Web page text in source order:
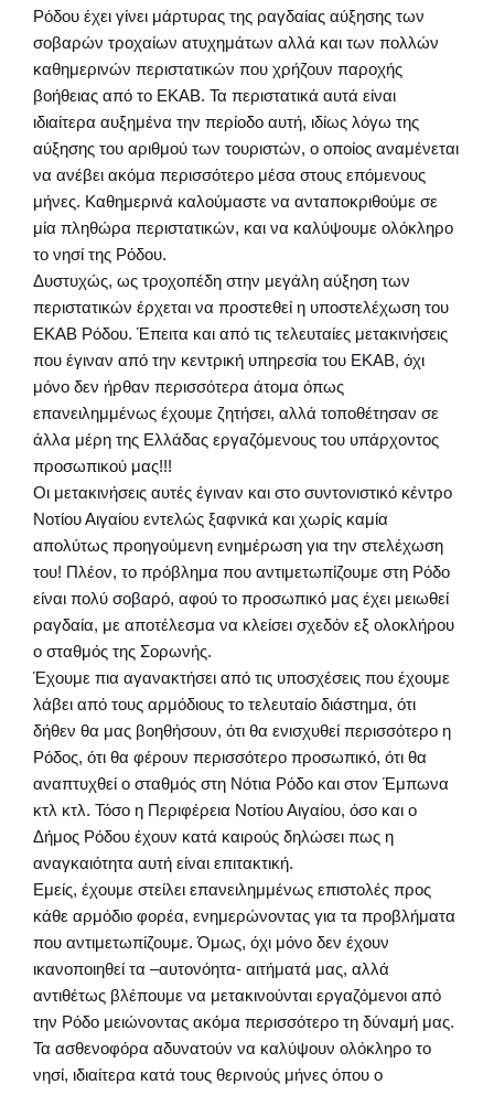
Ρόδου έχει γίνει μάρτυρας της ραγδαίας αύξησης των
σοβαρών τροχαίων ατυχημάτων αλλά και των πολλών
καθημερινών περιστατικών που χρήζουν παροχής
βοήθειας από το ΕΚΑΒ. Τα περιστατικά αυτά είναι
ιδιαίτερα αυξημένα την περίοδο αυτή, ιδίως λόγω της
αύξησης του αριθμού των τουριστών, ο οποίος αναμένεται
να ανέβει ακόμα περισσότερο μέσα στους επόμενους
μήνες. Καθημερινά καλούμαστε να ανταποκριθούμε σε
μία πληθώρα περιστατικών, και να καλύψουμε ολόκληρο
το νησί της Ρόδου.
Δυστυχώς, ως τροχοπέδη στην μεγάλη αύξηση των
περιστατικών έρχεται να προστεθεί η υποστελέχωση του
ΕΚΑΒ Ρόδου. Έπειτα και από τις τελευταίες μετακινήσεις
που έγιναν από την κεντρική υπηρεσία του ΕΚΑΒ, όχι
μόνο δεν ήρθαν περισσότερα άτομα όπως
επανειλημμένως έχουμε ζητήσει, αλλά τοποθέτησαν σε
άλλα μέρη της Ελλάδας εργαζόμενους του υπάρχοντος
προσωπικού μας!!!
Οι μετακινήσεις αυτές έγιναν και στο συντονιστικό κέντρο
Νοτίου Αιγαίου εντελώς ξαφνικά και χωρίς καμία
απολύτως προηγούμενη ενημέρωση για την στελέχωση
του! Πλέον, το πρόβλημα που αντιμετωπίζουμε στη Ρόδο
είναι πολύ σοβαρό, αφού το προσωπικό μας έχει μειωθεί
ραγδαία, με αποτέλεσμα να κλείσει σχεδόν εξ ολοκλήρου
ο σταθμός της Σορωνής.
Έχουμε πια αγανακτήσει από τις υποσχέσεις που έχουμε
λάβει από τους αρμόδιους το τελευταίο διάστημα, ότι
δήθεν θα μας βοηθήσουν, ότι θα ενισχυθεί περισσότερο η
Ρόδος, ότι θα φέρουν περισσότερο προσωπικό, ότι θα
αναπτυχθεί ο σταθμός στη Νότια Ρόδο και στον Έμπωνα
κτλ κτλ. Τόσο η Περιφέρεια Νοτίου Αιγαίου, όσο και ο
Δήμος Ρόδου έχουν κατά καιρούς δηλώσει πως η
αναγκαιότητα αυτή είναι επιτακτική.
Εμείς, έχουμε στείλει επανειλημμένως επιστολές προς
κάθε αρμόδιο φορέα, ενημερώνοντας για τα προβλήματα
που αντιμετωπίζουμε. Όμως, όχι μόνο δεν έχουν
ικανοποιηθεί τα –αυτονόητα- αιτήματά μας, αλλά
αντιθέτως βλέπουμε να μετακινούνται εργαζόμενοι από
την Ρόδο μειώνοντας ακόμα περισσότερο τη δύναμή μας.
Τα ασθενοφόρα αδυνατούν να καλύψουν ολόκληρο το
νησί, ιδιαίτερα κατά τους θερινούς μήνες όπου ο